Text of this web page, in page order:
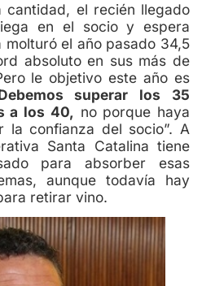
el recién llegado
en el socio y espera
el año pasado 34,5
absoluto en sus más de
le objetivo este año es
superar los 35
a los 40, no porque haya
la confianza del socio”. A
Santa Catalina tiene
para absorber esas
aunque todavía hay
retirar vino.